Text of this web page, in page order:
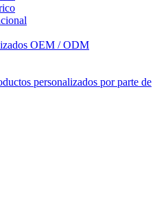
OEM / ODM
personalizados por parte de